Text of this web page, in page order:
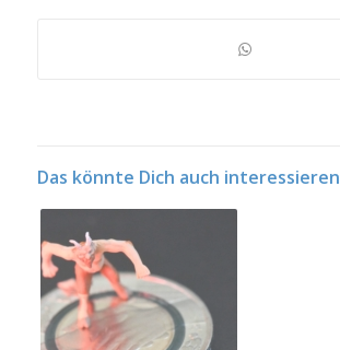
Das könnte Dich auch interessieren